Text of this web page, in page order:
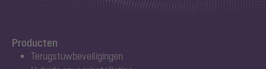
Producten
Terugstuwbeveiligingen